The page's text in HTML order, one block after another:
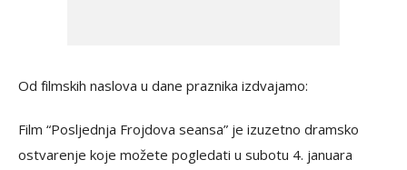
Od filmskih naslova u dane praznika izdvajamo:
Film “Posljednja Frojdova seansa” je izuzetno dramsko
ostvarenje koje možete pogledati u subotu 4. januara